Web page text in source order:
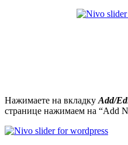
Нажимаете на вкладку Add/
странице нажимаем на “Add